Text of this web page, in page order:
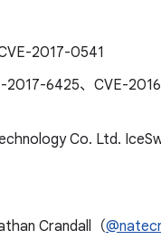
2017-0541
2017-6425、CVE-
Co. Ltd.
Crandall（